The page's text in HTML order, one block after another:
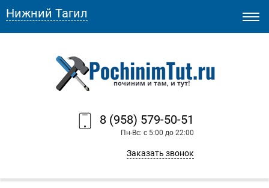
8 (958) 579-50-51
Пн-Вс: с 5:00 до 22:00
Заказать звонок
Нижний Тагил